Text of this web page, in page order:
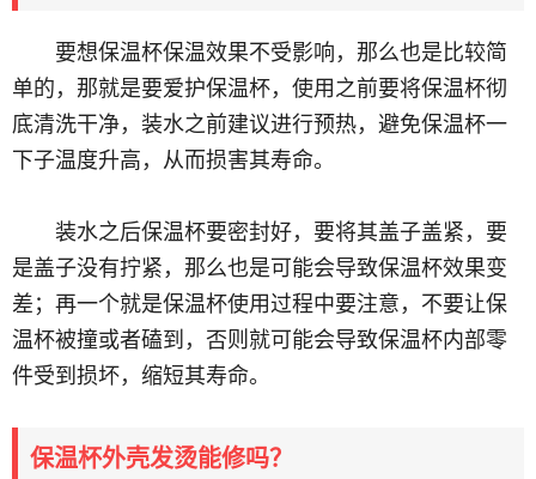
要想保温杯保温效果不受影响，那么也是比较简
单的，那就是要爱护保温杯，使用之前要将保温杯彻
底清洗干净，装水之前建议进行预热，避免保温杯一
下子温度升高，从而损害其寿命。
装水之后保温杯要密封好，要将其盖子盖紧，要
是盖子没有拧紧，那么也是可能会导致保温杯效果变
差；再一个就是保温杯使用过程中要注意，不要让保
温杯被撞或者磕到，否则就可能会导致保温杯内部零
件受到损坏，缩短其寿命。
保温杯外壳发烫能修吗？